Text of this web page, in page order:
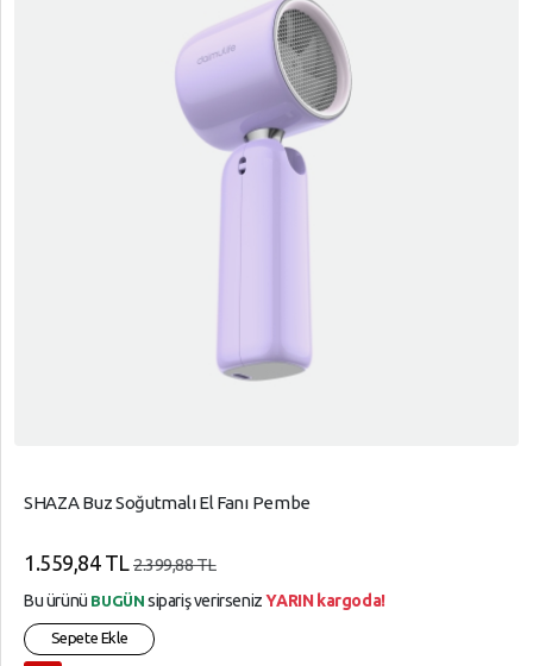
SHAZA Buz Soğutmalı El Fanı Pembe
1.559,84 TL 2.399,88 TL
Bu ürünü BUGÜN sipariş verirsenizYARIN kargoda!
Sepete Ekle